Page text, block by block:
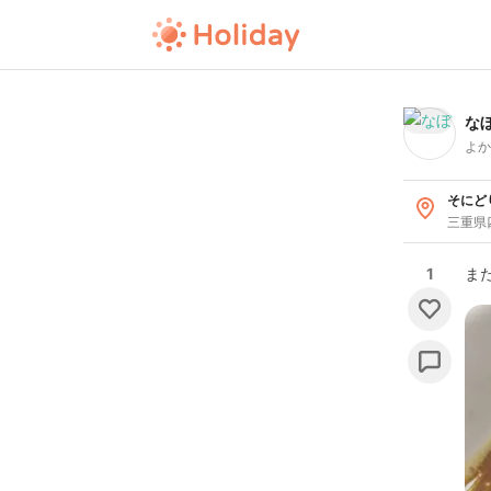
な
よ
そにど
三重県
1 ま